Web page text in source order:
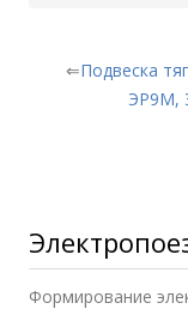
⇐Подвеска
ЭР9М,
Формирование